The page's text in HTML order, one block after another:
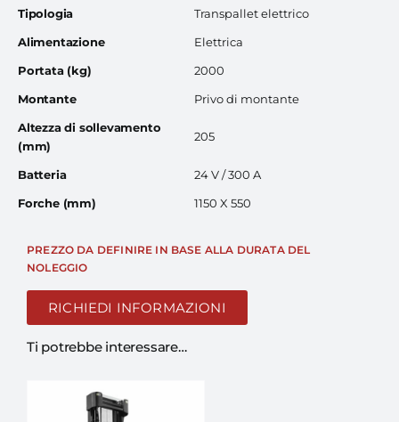
Tipologia
Transpallet elettrico
Alimentazione
Elettrica
Portata (kg)
2000
Montante
Privo di montante
Altezza di sollevamento
(mm)
205
Batteria
24 V / 300 A
Forche (mm)
1150 X 550
PREZZO DA DEFINIRE IN BASE ALLA DURATA DEL
NOLEGGIO
RICHIEDI INFORMAZIONI
Ti potrebbe interessare…